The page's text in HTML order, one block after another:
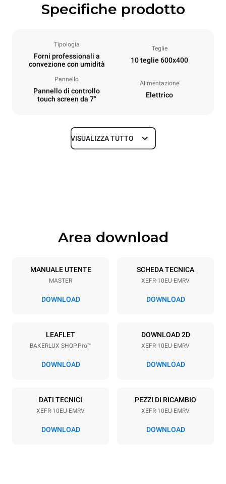
Specifiche prodotto
Tipologia
Forni professionali a
convezione con umidità
Teglie
10 teglie 600x400
Pannello
Pannello di controllo
touch screen da 7"
Alimentazione
Elettrico
Dimensioni
Specifiche teglia
10 600x400
Passo teglie
380-415V 3N~ / 220-240V
3~
15,5 kW
50 / 60 Hz NON INCLUSO
VISUALIZZA TUTTO
Area download
MANUALE UTENTE
MASTER
DOWNLOAD
SCHEDA TECNICA
XEFR-10EU-EMRV
DOWNLOAD
LEAFLET
BAKERLUX SHOP.Pro™
DOWNLOAD
DOWNLOAD 2D
XEFR-10EU-EMRV
DOWNLOAD
DATI TECNICI
XEFR-10EU-EMRV
DOWNLOAD
PEZZI DI RICAMBIO
XEFR-10EU-EMRV
DOWNLOAD